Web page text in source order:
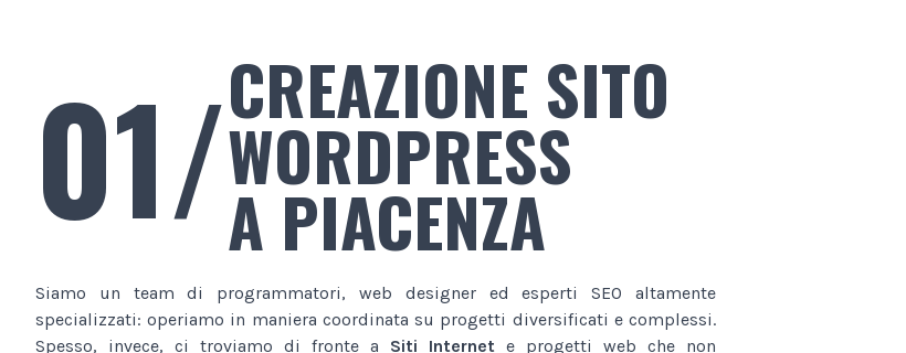
01/CREAZIONE SITO
WORDPRESS
A PIACENZA
Siamo un team di programmatori, web designer ed esperti SEO altamente
specializzati: operiamo in maniera coordinata su progetti diversificati e complessi.
Spesso, invece, ci troviamo di fronte a Siti Internet e progetti web che non